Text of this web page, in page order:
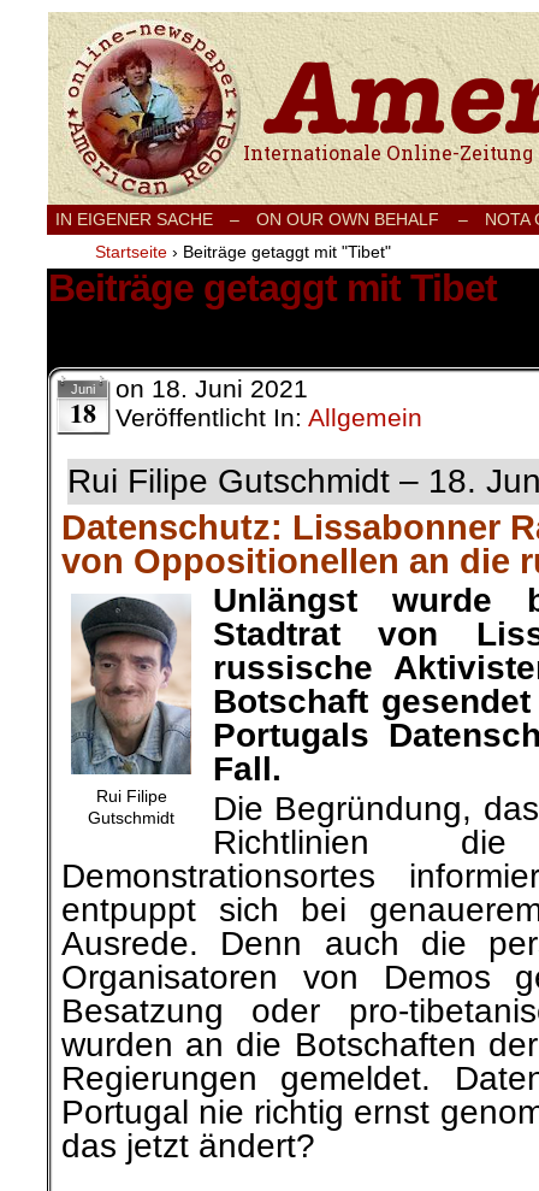
Internationale Onlinezeitung für Frieden,
IN EIGENER SACHE – ON OUR OWN BEHALF –
NOTA
Startseite › Beiträge getaggt mit "Tibet"
Beiträge getaggt mit Tibet
Juni
18
on 18. Juni 2021
Veröffentlicht In: Allgemein
Rui Filipe Gutschmidt – 18.
Datenschutz: Lissabonner
von Oppositionellen an die
Rui Filipe
Gutschmidt
Unlängst wurde
Stadtrat von
russische
Botschaft
Portugals
Fall.
Die Begründung,
Richtlinien
Demonstrationsortes
entpuppt sich bei
Ausrede. Denn auch die
Organisatoren von Demos
Besatzung oder pro-
wurden an die Botschaften
Regierungen gemeldet.
Portugal nie richtig ernst
das jetzt ändert?